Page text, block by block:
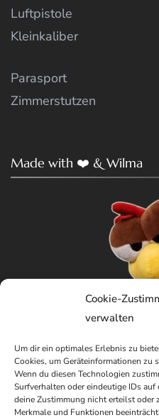
Cookie-
verwalten
Um dir ein optimales Erlebnis zu
Cookies, um Geräteinformationen zu
Wenn du diesen Technologien
Surfverhalten oder eindeutige IDs
deine Zustimmung nicht erteilst oder
Merkmale und Funktionen
Luftpistole
Kleinkaliber
Parasport
Zimmerstutzen
Made with ❤️ & Wilma